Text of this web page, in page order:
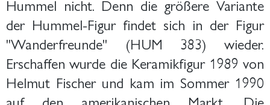
Hummel nicht. Denn die größere Variante
der Hummel-Figur findet sich in der Figur
"Wanderfreunde" (HUM 383) wieder.
Erschaffen wurde die Keramikfigur 1989 von
Helmut Fischer und kam im Sommer 1990